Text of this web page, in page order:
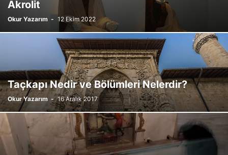
Akrolit
Okur Yazarım - 12 Ekim 2022
Taçkapı Nedir ve Bölümleri Nelerdir?
Okur Yazarım - 16 Aralık 2017